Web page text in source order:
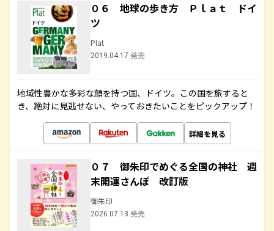
０６ 地球の歩き方 Ｐｌａｔ ドイ
ツ
Plat
2019.04.17 発売
地域性豊かな多彩な顔を持つ国、ドイツ。この国を旅すると
き、絶対に見逃せない、やっておきたいことをピックアップ！
詳細を見る
０７ 御朱印でめぐる全国の神社 週
末開運さんぽ 改訂版
御朱印
2026.07.13 発売